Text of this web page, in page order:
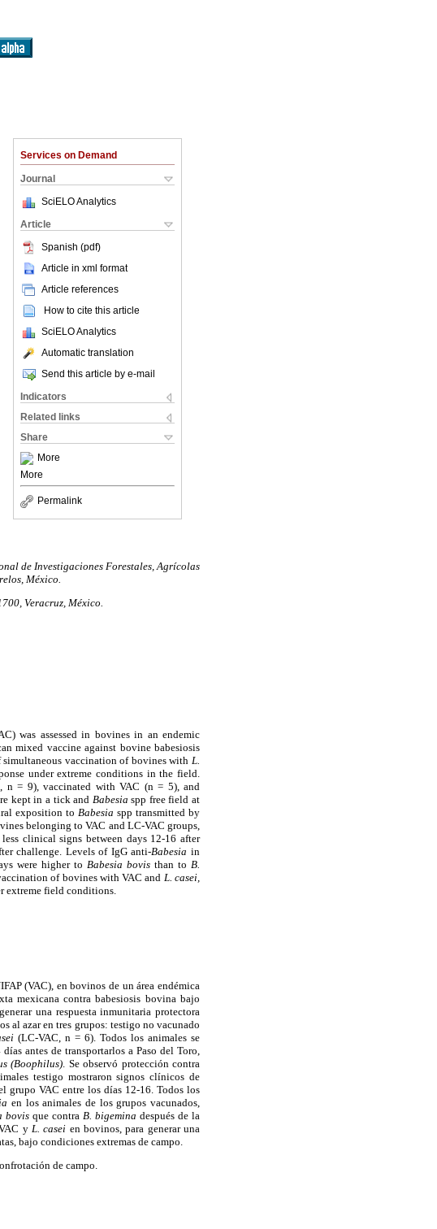
Services on Demand
Journal
SciELO Analytics
Article
Spanish (pdf)
Article in xml format
Article references
How to cite this article
SciELO Analytics
Automatic translation
Send this article by e-mail
Indicators
Related links
Share
More
More
Permalink
de Investigaciones Forestales, Agrícolas
México.
Veracruz, México.
was assessed in bovines in an endemic
mixed vaccine against bovine babesiosis
simultaneous vaccination of bovines with L.
under extreme conditions in the field.
n = 9), vaccinated with VAC (n = 5), and
kept in a tick and Babesia spp free field at
exposition to Babesia spp transmitted by
belonging to VAC and LC-VAC groups,
clinical signs between days 12-16 after
challenge. Levels of IgG anti-Babesia in
were higher to Babesia bovis than to B.
of bovines with VAC and L. casei,
extreme field conditions.
(VAC), en bovinos de un área endémica
mexicana contra babesiosis bovina bajo
una respuesta inmunitaria protectora
al azar en tres grupos: testigo no vacunado
(LC-VAC, n = 6). Todos los animales se
antes de transportarlos a Paso del Toro,
(Boophilus) . Se observó protección contra
testigo mostraron signos clínicos de
grupo VAC entre los días 12-16. Todos los
en los animales de los grupos vacunados,
bovisque contra B. bigemina después de la
y L. casei en bovinos, para generar una
bajo condiciones extremas de campo.
de campo.